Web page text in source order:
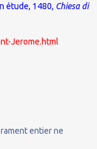
étude, 1480, Chiesa di
Jerome.html
entier ne